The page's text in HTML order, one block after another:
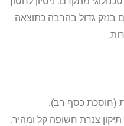
בנזק גדול בהרבה כתוצאה
(חוסכת כסף רב).
תיקון צנרת חשופה קל ומהיר.